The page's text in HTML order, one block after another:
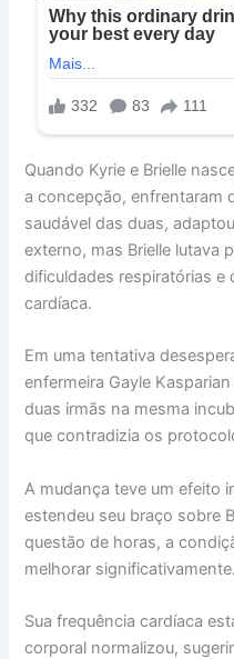
Quando Kyrie e Brielle
a concepção, enfrentaram
saudável das duas,
externo, mas Brielle lutava
dificuldades respiratórias e
cardíaca.
Em uma tentativa
enfermeira Gayle
duas irmãs na mesma
que contradizia os
A mudança teve um efeito
estendeu seu braço sobre
questão de horas, a
melhorar significativamente.
Sua frequência cardíaca
corporal normalizou,